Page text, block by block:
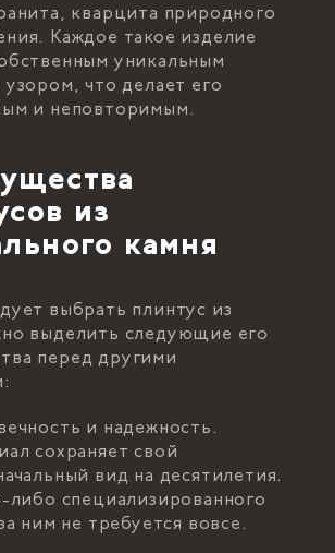
кварцита природного
Каждое такое изделие
уникальным
что делает его
и неповторимым.
из
камня
выбрать плинтус из
выделить следующие его
перед другими
и надежность.
сохраняет свой
вид на десятилетия.
либо специализированного
ним не требуется вовсе.